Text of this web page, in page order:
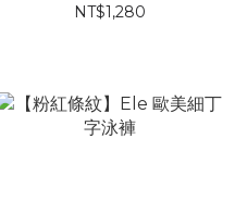
NT$1,280